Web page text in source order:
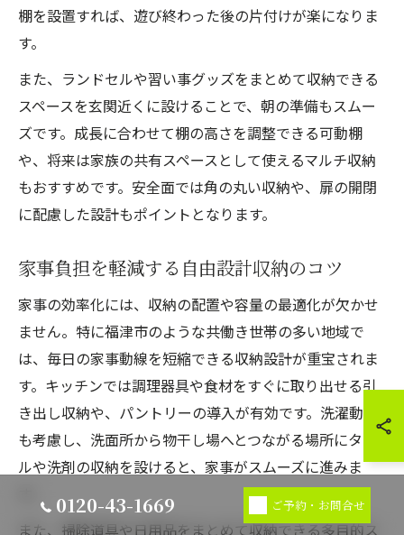
棚を設置すれば、遊び終わった後の片付けが楽になりま
す。
また、ランドセルや習い事グッズをまとめて収納できる
スペースを玄関近くに設けることで、朝の準備もスムー
ズです。成長に合わせて棚の高さを調整できる可動棚
や、将来は家族の共有スペースとして使えるマルチ収納
もおすすめです。安全面では角の丸い収納や、扉の開閉
に配慮した設計もポイントとなります。
家事負担を軽減する自由設計収納のコツ
家事の効率化には、収納の配置や容量の最適化が欠かせ
ません。特に福津市のような共働き世帯の多い地域で
は、毎日の家事動線を短縮できる収納設計が重宝されま
す。キッチンでは調理器具や食材をすぐに取り出せる引
き出し収納や、パントリーの導入が有効です。洗濯動線
も考慮し、洗面所から物干し場へとつながる場所にタオ
ルや洗剤の収納を設けると、家事がスムーズに進みま
また、掃除道具や日用品をまとめて収納できる多目的ス
0120-43-1669 ご予約・お問合せ